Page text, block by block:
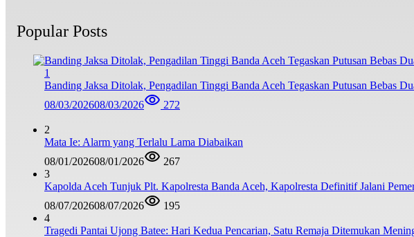
Popular Posts
1
Banding Jaksa Ditolak, Pengadilan Tinggi Banda Aceh Tegaskan Putusan Bebas
08/03/202608/03/2026 272
2
Mata Ie: Alarm yang Terlalu Lama Diabaikan
08/01/202608/01/2026
267
3
Kapolda Aceh Tunjuk Plt. Kapolresta Banda Aceh, Kapolresta Definitif Jalani
08/07/202608/07/2026
195
4
Tragedi Pantai Ujong Batee: Hari Kedua Pencarian, Satu Remaja Ditemukan